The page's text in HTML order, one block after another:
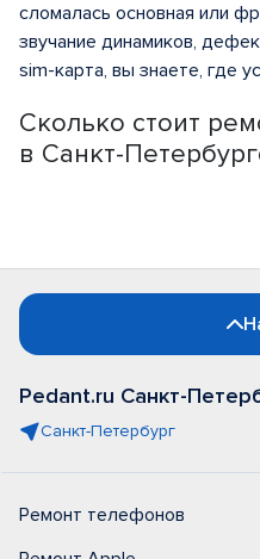
Сколько стоит
в Санкт-
сломалась основная или
звучание динамиков,
sim-карта, вы знаете, где
Pedant.ru Санкт-
Санкт-Петербург
Ремонт телефонов